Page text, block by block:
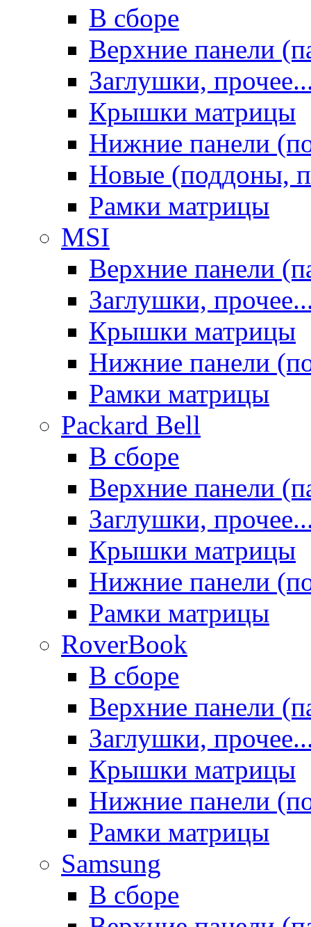
В сборе
Верхние панели
Заглушки,
Крышки матрицы
Нижние панели
Новые (поддоны,
Рамки матрицы
MSI
Верхние панели
Заглушки,
Крышки матрицы
Нижние панели
Рамки матрицы
Packard Bell
В сборе
Верхние панели
Заглушки,
Крышки матрицы
Нижние панели
Рамки матрицы
RoverBook
В сборе
Верхние панели
Заглушки,
Крышки матрицы
Нижние панели
Рамки матрицы
Samsung
В сборе